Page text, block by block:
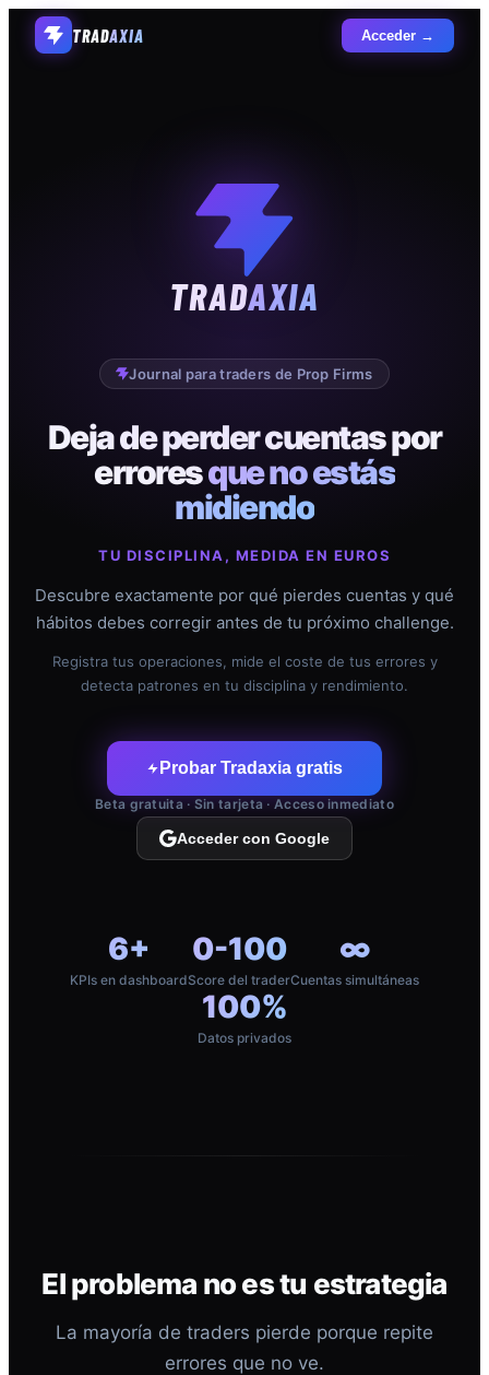
TRADAXIA Acceder →
TRADAXIA
Journal para traders de Prop Firms
Deja de perder cuentas por
erroresque no estás
midiendo
TU DISCIPLINA, MEDIDA EN EUROS
Descubre exactamente por qué pierdes cuentas y qué
hábitos debes corregir antes de tu próximo challenge.
Registra tus operaciones, mide el coste de tus errores y
detecta patrones en tu disciplina y rendimiento.
Probar Tradaxia gratis
Beta gratuita · Sin tarjeta · Acceso inmediato
Acceder con Google
6+
KPIs en dashboard
0-100
Score del trader
∞
Cuentas simultáneas
100%
Datos privados
El problema no es tu estrategia
La mayoría de traders pierde porque repite
errores que no ve.